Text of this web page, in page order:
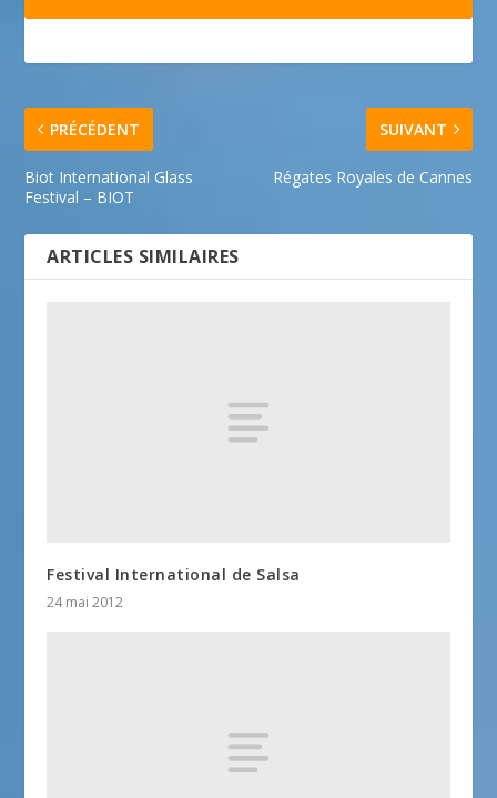
PRÉCÉDENT
Biot International Glass
Festival – BIOT
SUIVANT
Régates Royales de Cannes
ARTICLES SIMILAIRES
Festival International de Salsa
24 mai 2012